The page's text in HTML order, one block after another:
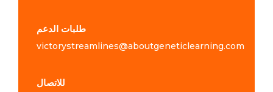
طلبات الدعم
victorystreamlines@aboutgeneticlearning.com
للاتصال